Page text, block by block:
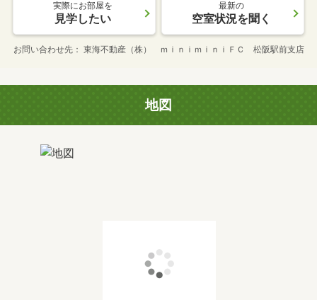
実際にお部屋を
見学したい
最新の
空室状況を聞く
お問い合わせ先 東海不動産（株） ｍｉｎｉｍｉｎｉＦＣ 松阪駅前支店
地図